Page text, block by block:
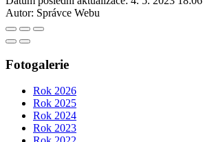
Autor: Správce Webu
Fotogalerie
Rok 2026
Rok 2025
Rok 2024
Rok 2023